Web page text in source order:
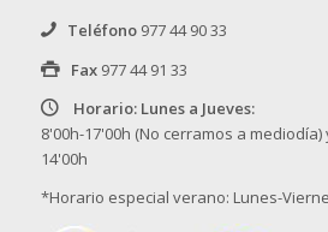
Teléfono 977 44 90 33
Fax 977 44 91 33
Horario: Lunes a Jueves:
8'00h-17'00h (No cerramos a
14'00h
*Horario especial verano: Lunes-